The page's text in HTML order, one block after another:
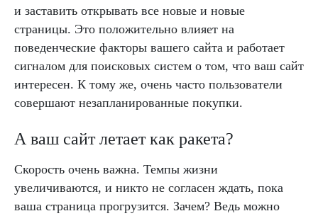
и заставить открывать все новые и новые
страницы. Это положительно влияет на
поведенческие факторы вашего сайта и работает
сигналом для поисковых систем о том, что ваш сайт
интересен. К тому же, очень часто пользователи
совершают незапланированные покупки.
А ваш сайт летает как ракета?
Скорость очень важна. Темпы жизни
увеличиваются, и никто не согласен ждать, пока
ваша страница прогрузится. Зачем? Ведь можно